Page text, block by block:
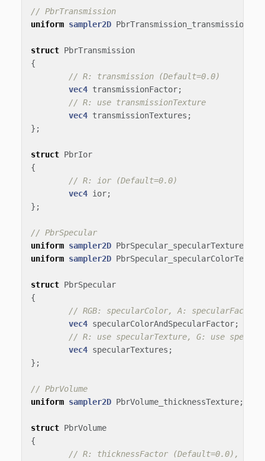
// PbrTransmission
uniform sampler2D
struct PbrTransmission
{
// R: transmission (Default=0.0)
vec4 transmissionFactor;
// R: use transmissionTexture
vec4 transmissionTextures ;
};
struct PbrIor
{
// R: ior (Default=0.0)
vec4 ior;
};
// PbrSpecular
uniform sampler2D PbrSpecular_specularTexture
uniform sampler2D
struct PbrSpecular
{
// RGB: specularColor, A: specularFactor
vec4 specularColorAndSpecularFactor;
// R: use specularTexture, G: use
vec4 specularTextures ;
};
// PbrVolume
uniform sampler2D PbrVolume_thicknessTexture;
struct PbrVolume
{
// R: thicknessFactor (Default=0.0),